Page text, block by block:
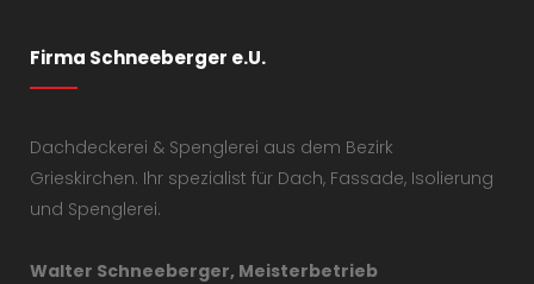
Firma Schneeberger e.U.
Dachdeckerei & Spenglerei aus dem Bezirk
Grieskirchen. Ihr spezialist für Dach, Fassade, Isolierung
und Spenglerei.
Walter Schneeberger, Meisterbetrieb